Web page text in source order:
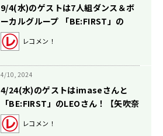
9/4(水)のゲストは7人組ダンス＆ボ
ーカルグループ 「BE:FIRST」の
LEOさん！【矢吹奈子のレコメ
ン！】
レコメン！
4/10, 2024
4/24(水)のゲストはimaseさんと
「BE:FIRST」のLEOさん！【矢吹奈
子のレコメン！】
レコメン！